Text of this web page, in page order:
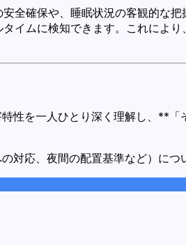
全確保や、睡眠状況の客観的な把
イムに検知できます。これによ
性を一人ひとり深く理解し、**
応、夜間の配置基準など）につ